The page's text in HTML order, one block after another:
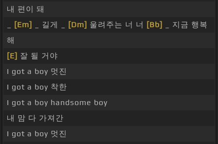
내 편이 돼
[Em] _ 길게 _ [Dm] 울려주는 너 너 [Bb]
_ 지금 행복
해
[E] 잘 될 거야
I got a boy 멋진
I got a boy 착한
I got a boy handsome boy
내 맘 다 가져간
I got a boy 멋진